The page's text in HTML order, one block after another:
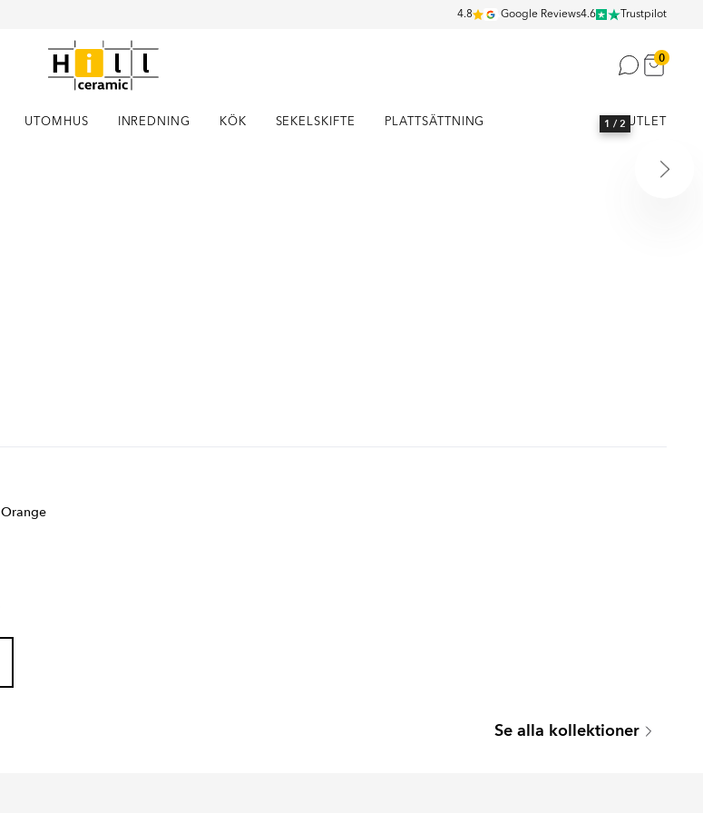
4.8 Google Reviews4.6 Trustpilot
0
UTOMHUS INREDNING KÖK SEKELSKIFTE PLATTSÄTTNING OUTLET
1 / 2
Orange
Se alla kollektioner